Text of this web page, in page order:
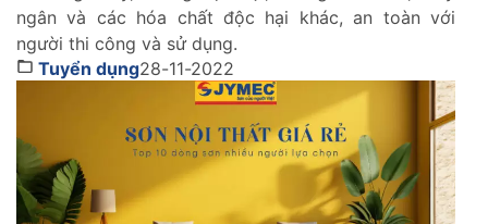
ngân và các hóa chất độc hại khác, an toàn với
người thi công và sử dụng.
Tuyển dụng28-11-2022